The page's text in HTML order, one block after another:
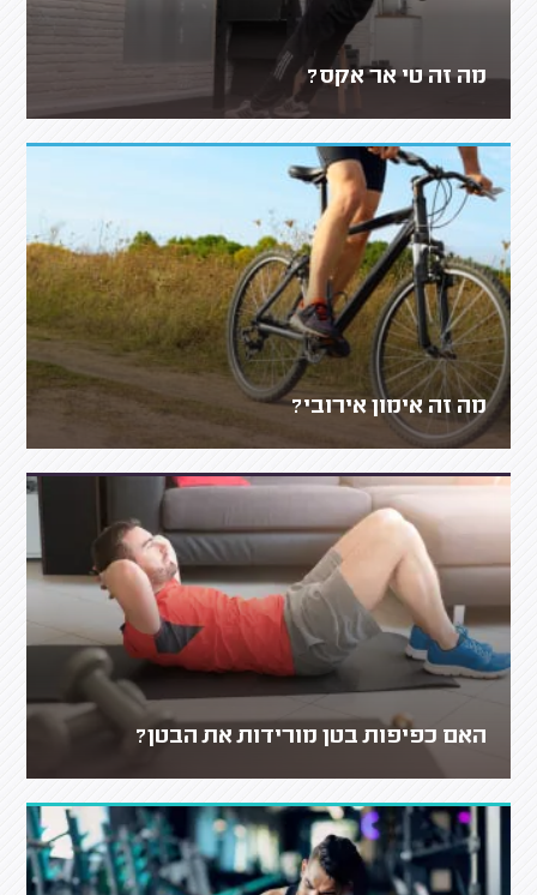
מה זה טי אר אקס?
מה זה אימון אירובי?
האם כפיפות בטן מורידות את הבטן?